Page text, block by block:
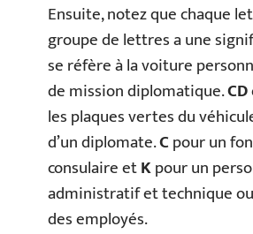
Ensuite, notez que chaque
groupe de lettres a une
se réfère à la voiture
de mission diplomatique.CD
les plaques vertes du
d’un diplomate.Cpour un
consulaire etKpour un
administratif et technique
des employés.